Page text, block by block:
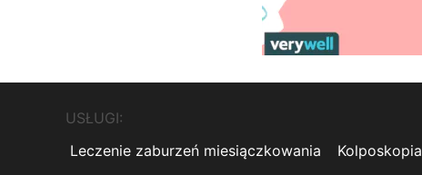
USŁUGI:
Leczenie zaburzeń miesiączkowania
Kolposkopia